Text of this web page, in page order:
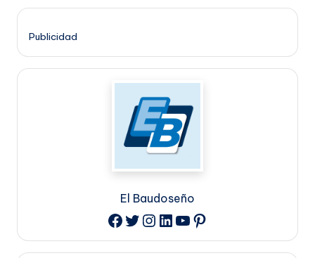
Publicidad
El Baudoseño
Facebook
Twitter
Instagram
LinkedIn
YouTube
Pinterest